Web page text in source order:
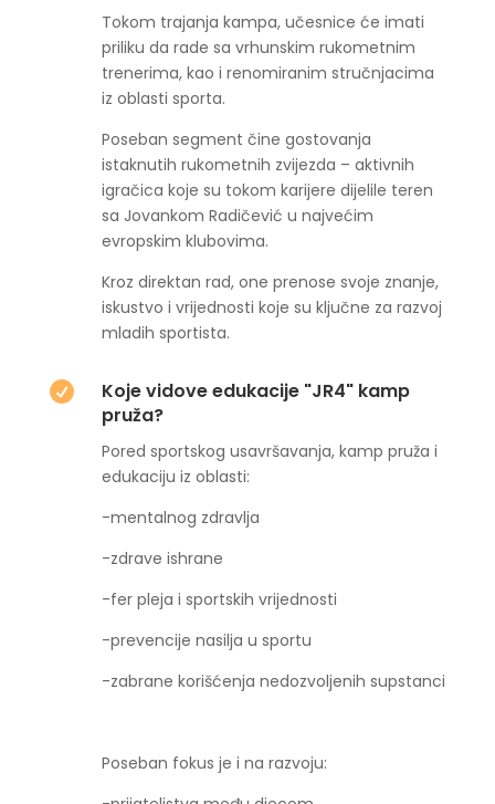
Tokom trajanja kampa, učesnice će imati
priliku da rade sa vrhunskim rukometnim
trenerima, kao i renomiranim stručnjacima
iz oblasti sporta.
Poseban segment čine gostovanja
istaknutih rukometnih zvijezda – aktivnih
igračica koje su tokom karijere dijelile teren
sa Jovankom Radičević u najvećim
evropskim klubovima.
Kroz direktan rad, one prenose svoje znanje,
iskustvo i vrijednosti koje su ključne za razvoj
mladih sportista.

Koje vidove edukacije "JR4" kamp
pruža?
Pored sportskog usavršavanja, kamp pruža i
edukaciju iz oblasti:
-mentalnog zdravlja
-zdrave ishrane
-fer pleja i sportskih vrijednosti
-prevencije nasilja u sportu
-zabrane korišćenja nedozvoljenih supstanci
Poseban fokus je i na razvoju: